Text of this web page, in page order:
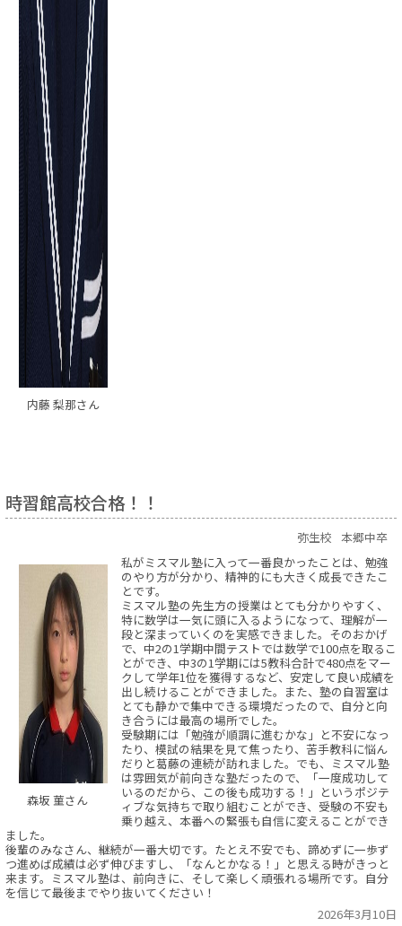
内藤 梨那さん
時習館高校合格！！
弥生校 本郷中卒
森坂 菫さん
私がミスマル塾に入って一番良かったことは、勉強
のやり方が分かり、精神的にも大きく成長できたこ
とです。
ミスマル塾の先生方の授業はとても分かりやすく、
特に数学は一気に頭に入るようになって、理解が一
段と深まっていくのを実感できました。そのおかげ
で、中2の1学期中間テストでは数学で100点を取るこ
とができ、中3の1学期には5教科合計で480点をマー
クして学年1位を獲得するなど、安定して良い成績を
出し続けることができました。また、塾の自習室は
とても静かで集中できる環境だったので、自分と向
き合うには最高の場所でした。
受験期には「勉強が順調に進むかな」と不安になっ
たり、模試の結果を見て焦ったり、苦手教科に悩ん
だりと葛藤の連続が訪れました。でも、ミスマル塾
は雰囲気が前向きな塾だったので、「一度成功して
いるのだから、この後も成功する！」というポジテ
ィブな気持ちで取り組むことができ、受験の不安も
乗り越え、本番への緊張も自信に変えることができ
ました。
後輩のみなさん、継続が一番大切です。たとえ不安でも、諦めずに一歩ず
つ進めば成績は必ず伸びますし、「なんとかなる！」と思える時がきっと
来ます。ミスマル塾は、前向きに、そして楽しく頑張れる場所です。自分
を信じて最後までやり抜いてください！
2026年3月10日